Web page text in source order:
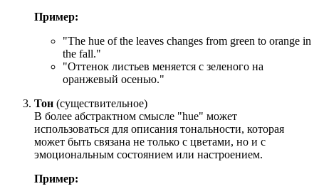
Пример:
"The hue of the leaves changes from green to orange in
the fall."
"Оттенок листьев меняется с зеленого на
оранжевый осенью."
Тон (существительное)
В более абстрактном смысле "hue" может
использоваться для описания тональности, которая
может быть связана не только с цветами, но и с
эмоциональным состоянием или настроением.
Пример: